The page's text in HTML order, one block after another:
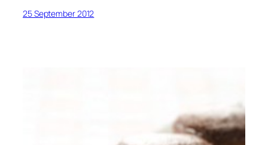
25 September 2012